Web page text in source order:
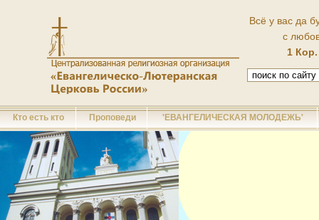
Всё у вас да
с
1
Кто есть кто Проповеди 'ЕВАНГЕЛИЧЕСКАЯ МОЛОДЕЖЬ'